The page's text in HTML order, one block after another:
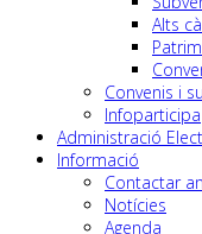
Alts
Convenis i
Infoparticipa
Administració
Informació
Contactar
Notícies
Agenda